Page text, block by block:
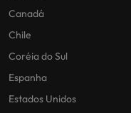
Canadá
Chile
Coréia do Sul
Espanha
Estados Unidos